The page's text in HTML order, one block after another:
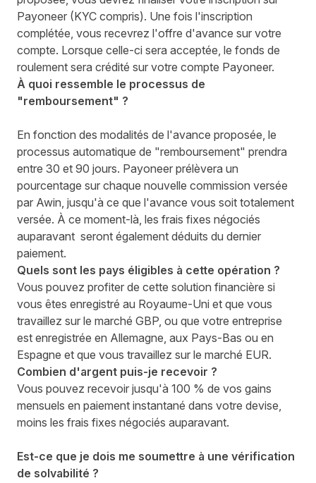
Payoneer (KYC compris). Une fois l'inscription
complétée, vous recevrez l'offre d'avance sur votre
compte. Lorsque celle-ci sera acceptée, le fonds de
roulement sera crédité sur votre compte Payoneer.
À quoi ressemble le processus de
"remboursement" ?
En fonction des modalités de l'avance proposée, le
processus automatique de "remboursement" prendra
entre 30 et 90 jours. Payoneer prélèvera un
pourcentage sur chaque nouvelle commission versée
par Awin, jusqu'à ce que l'avance vous soit totalement
versée. À ce moment-là, les frais fixes négociés
auparavant seront également déduits du dernier
paiement.
Quels sont les pays éligibles à cette opération ?
Vous pouvez profiter de cette solution financière si
vous êtes enregistré au Royaume-Uni et que vous
travaillez sur le marché GBP, ou que votre entreprise
est enregistrée en Allemagne, aux Pays-Bas ou en
Espagne et que vous travaillez sur le marché EUR.
Combien d'argent puis-je recevoir ?
Vous pouvez recevoir jusqu'à 100 % de vos gains
mensuels en paiement instantané dans votre devise,
moins les frais fixes négociés auparavant.
Est-ce que je dois me soumettre à une vérification
de solvabilité ?